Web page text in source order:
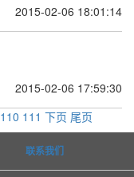
2015-02-06 18:01:14
2015-02-06 17:59:30
110 111 下页 尾页
联系我们